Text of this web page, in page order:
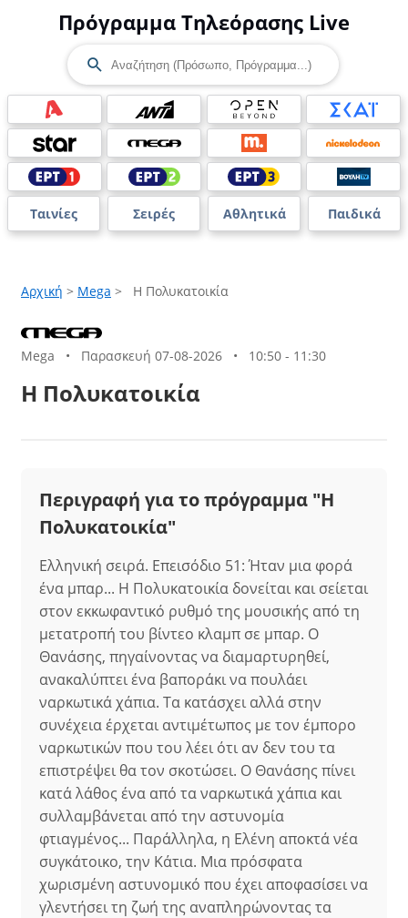
Πρόγραμμα Τηλεόρασης Live
Ταινίες Σειρές Αθλητικά Παιδικά
Αρχική > Mega > Η Πολυκατοικία
Mega • Παρασκευή 07-08-2026 • 10:50 - 11:30
Η Πολυκατοικία
Περιγραφή για το πρόγραμμα "Η
Πολυκατοικία"
Ελληνική σειρά. Επεισόδιο 51: Ήταν μια φορά
ένα μπαρ... Η Πολυκατοικία δονείται και σείεται
στον εκκωφαντικό ρυθμό της μουσικής από τη
μετατροπή του βίντεο κλαμπ σε μπαρ. Ο
Θανάσης, πηγαίνοντας να διαμαρτυρηθεί,
ανακαλύπτει ένα βαποράκι να πουλάει
ναρκωτικά χάπια. Τα κατάσχει αλλά στην
συνέχεια έρχεται αντιμέτωπος με τον έμπορο
ναρκωτικών που του λέει ότι αν δεν του τα
επιστρέψει θα τον σκοτώσει. Ο Θανάσης πίνει
κατά λάθος ένα από τα ναρκωτικά χάπια και
συλλαμβάνεται από την αστυνομία
φτιαγμένος... Παράλληλα, η Ελένη αποκτά νέα
συγκάτοικο, την Κάτια. Μια πρόσφατα
χωρισμένη αστυνομικό που έχει αποφασίσει να
γλεντήσει τη ζωή της αναπληρώνοντας τα